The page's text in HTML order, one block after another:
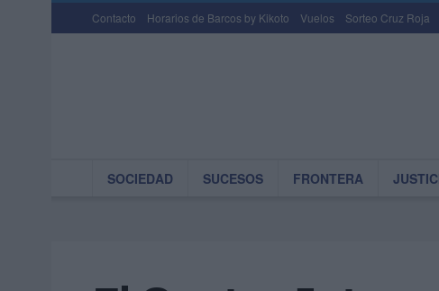
Contacto Horarios de Barcos by Kikoto Vuelos Sorteo Cruz Roja
SOCIEDAD SUCESOS FRONTERA